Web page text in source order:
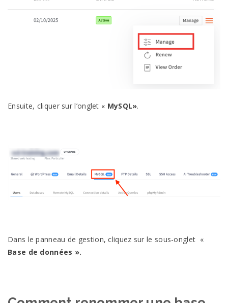
Ensuite, cliquer sur l’onglet « MySQL».
Dans le panneau de gestion, cliquez sur le sous-onglet «
Base de données ».